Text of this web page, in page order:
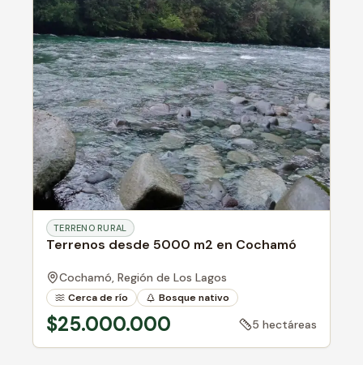
TERRENO RURAL
Terrenos desde 5000 m2 en Cochamó
Cochamó, Región de Los Lagos
Cerca de río Bosque nativo
$25.000.000 5 hectáreas